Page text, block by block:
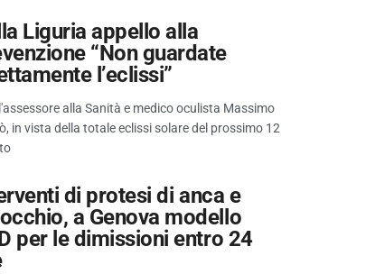
Liguria appello alla
“Non guardate
l’eclissi”
alla Sanità e medico oculista Massimo
in vista della totale eclissi solare del prossimo 12
di protesi di anca e
a Genova modello
per le dimissioni entro 24